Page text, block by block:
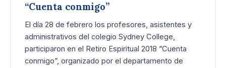
“Cuenta conmigo”
El día 28 de febrero los profesores, asistentes y
administrativos del colegio Sydney College,
participaron en el Retiro Espiritual 2018 “Cuenta
conmigo”, organizado por el departamento de